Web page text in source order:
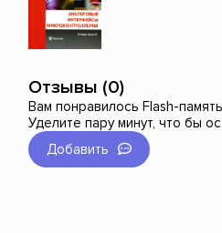
Отзывы (0)
Вам понравилось Flash-
Уделите пару минут, что бы
Добавить